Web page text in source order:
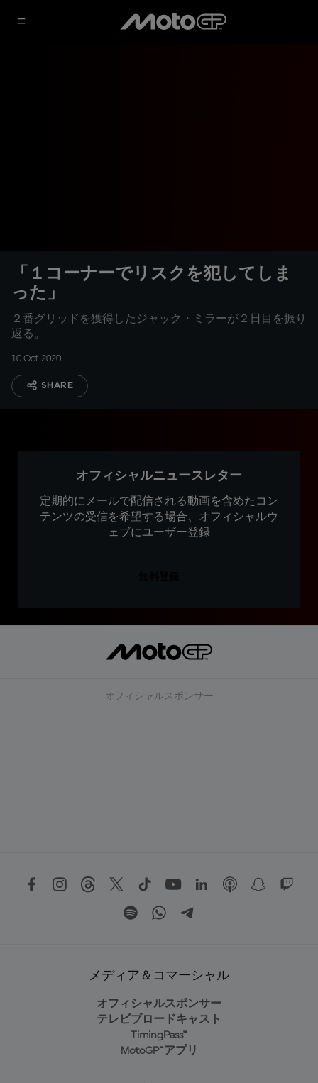
「１コーナーでリスクを犯してしま
った」
２番グリッドを獲得したジャック・ミラーが２日目を振り
返る。
10 Oct 2020
SHARE
オフィシャルニュースレター
定期的にメールで配信される動画を含めたコン
テンツの受信を希望する場合、オフィシャルウ
ェブにユーザー登録
オフィシャルスポンサー
メディア＆コマーシャル
オフィシャルスポンサー
テレビブロードキャスト
TimingPass™
MotoGP™アプリ